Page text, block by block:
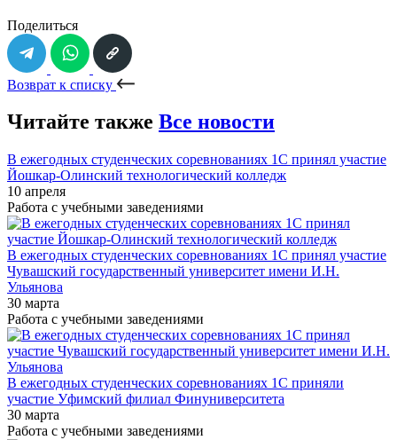
Поделиться
Возврат к списку
Читайте также Все новости
В ежегодных студенческих соревнованиях 1С принял участие
Йошкар-Олинский технологический колледж
10 апреля
Работа с учебными заведениями
В ежегодных студенческих соревнованиях 1С принял участие
Чувашский государственный университет имени И.Н.
Ульянова
30 марта
Работа с учебными заведениями
В ежегодных студенческих соревнованиях 1С приняли
участие Уфимский филиал Финуниверситета
30 марта
Работа с учебными заведениями